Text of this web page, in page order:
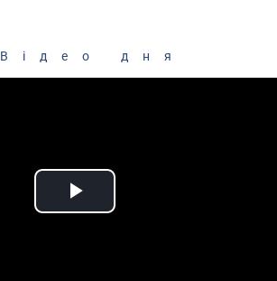
Відео дня
Play Video